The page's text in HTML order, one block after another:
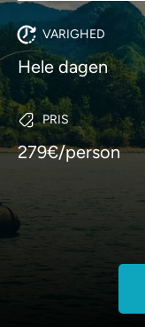
VARIGHED
Hele dagen
PRIS
279€/person